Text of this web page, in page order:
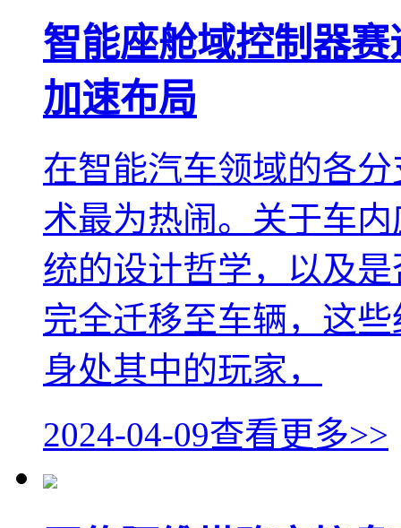
智能座舱域控制器
加速布局
在智能汽车领域的各
术最为热闹。关于车
统的设计哲学，以及
完全迁移至车辆，这
身处其中的玩家，
2024-04-09查看更多>>